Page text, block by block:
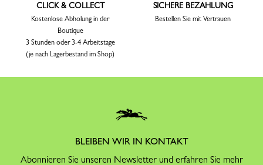
CLICK & COLLECT
Kostenlose Abholung in der
Boutique
3 Stunden oder 3-4 Arbeitstage
(je nach Lagerbestand im Shop)
SICHERE BEZAHLUNG
Bestellen Sie mit Vertrauen
BLEIBEN WIR IN KONTAKT
Abonnieren Sie unseren Newsletter und erfahren Sie mehr